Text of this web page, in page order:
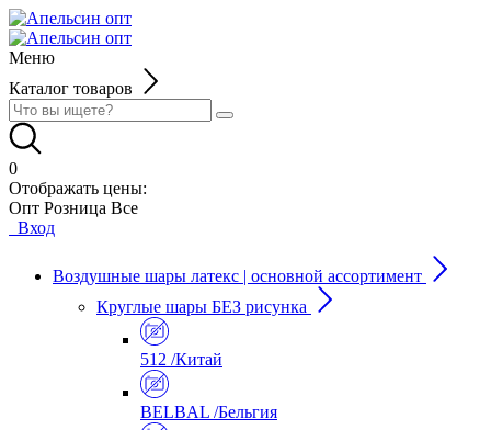
Меню
Каталог товаров
0
Отображать цены:
Опт Розница Все
Вход
Воздушные шары латекс | основной ассортимент
Круглые шары БЕЗ рисунка
512 /Китай
BELBAL /Бельгия